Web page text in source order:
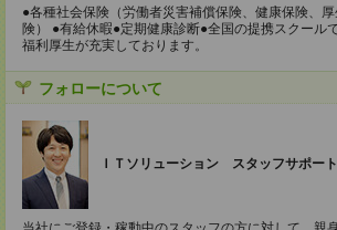
●各種社会保険（労働者災害補償保険、健康保険、
険） ●有給休暇●定期健康診断●全国の提携スクール
福利厚生が充実しております。
フォローについて
ＩＴソリューション スタッフサポー